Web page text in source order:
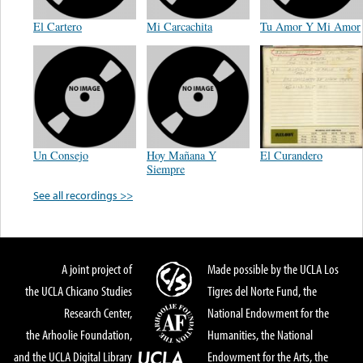
El Cartero Mi Carcachita Tu Amor Y Mi Amor
Un Consejo
Hoy Mañana Y
Siempre
El Curandero
See all recordings >>
A joint project of
the UCLA Chicano Studies
Research Center,
the Arhoolie Foundation,
and the UCLA Digital Library
Made possible by the UCLA Los
Tigres del Norte Fund, the
National Endowment for the
Humanities, the National
Endowment for the Arts, the